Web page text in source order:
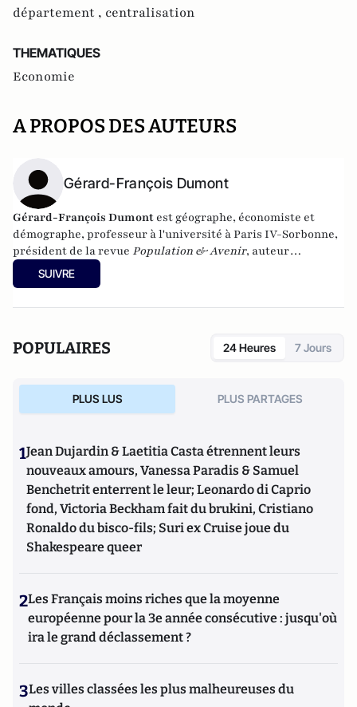
département , centralisation
THEMATIQUES
Economie
A PROPOS DES AUTEURS
Gérard-François Dumont
Gérard-François Dumont est géographe, économiste et
démographe, professeur à l'université à Paris IV-Sorbonne,
président de la revue Population & Avenir, auteur
notamment de
Populations et Territoires de France en 2030
(L’Harmattan),et
SUIVRE
POPULAIRES 24 Heures 7 Jours
PLUS LUS PLUS PARTAGES
1Jean Dujardin & Laetitia Casta étrennent leurs
nouveaux amours, Vanessa Paradis & Samuel
Benchetrit enterrent le leur; Leonardo di Caprio
fond, Victoria Beckham fait du brukini, Cristiano
Ronaldo du bisco-fils; Suri ex Cruise joue du
Shakespeare queer
2Les Français moins riches que la moyenne
européenne pour la 3e année consécutive : jusqu'où
ira le grand déclassement ?
3Les villes classées les plus malheureuses du